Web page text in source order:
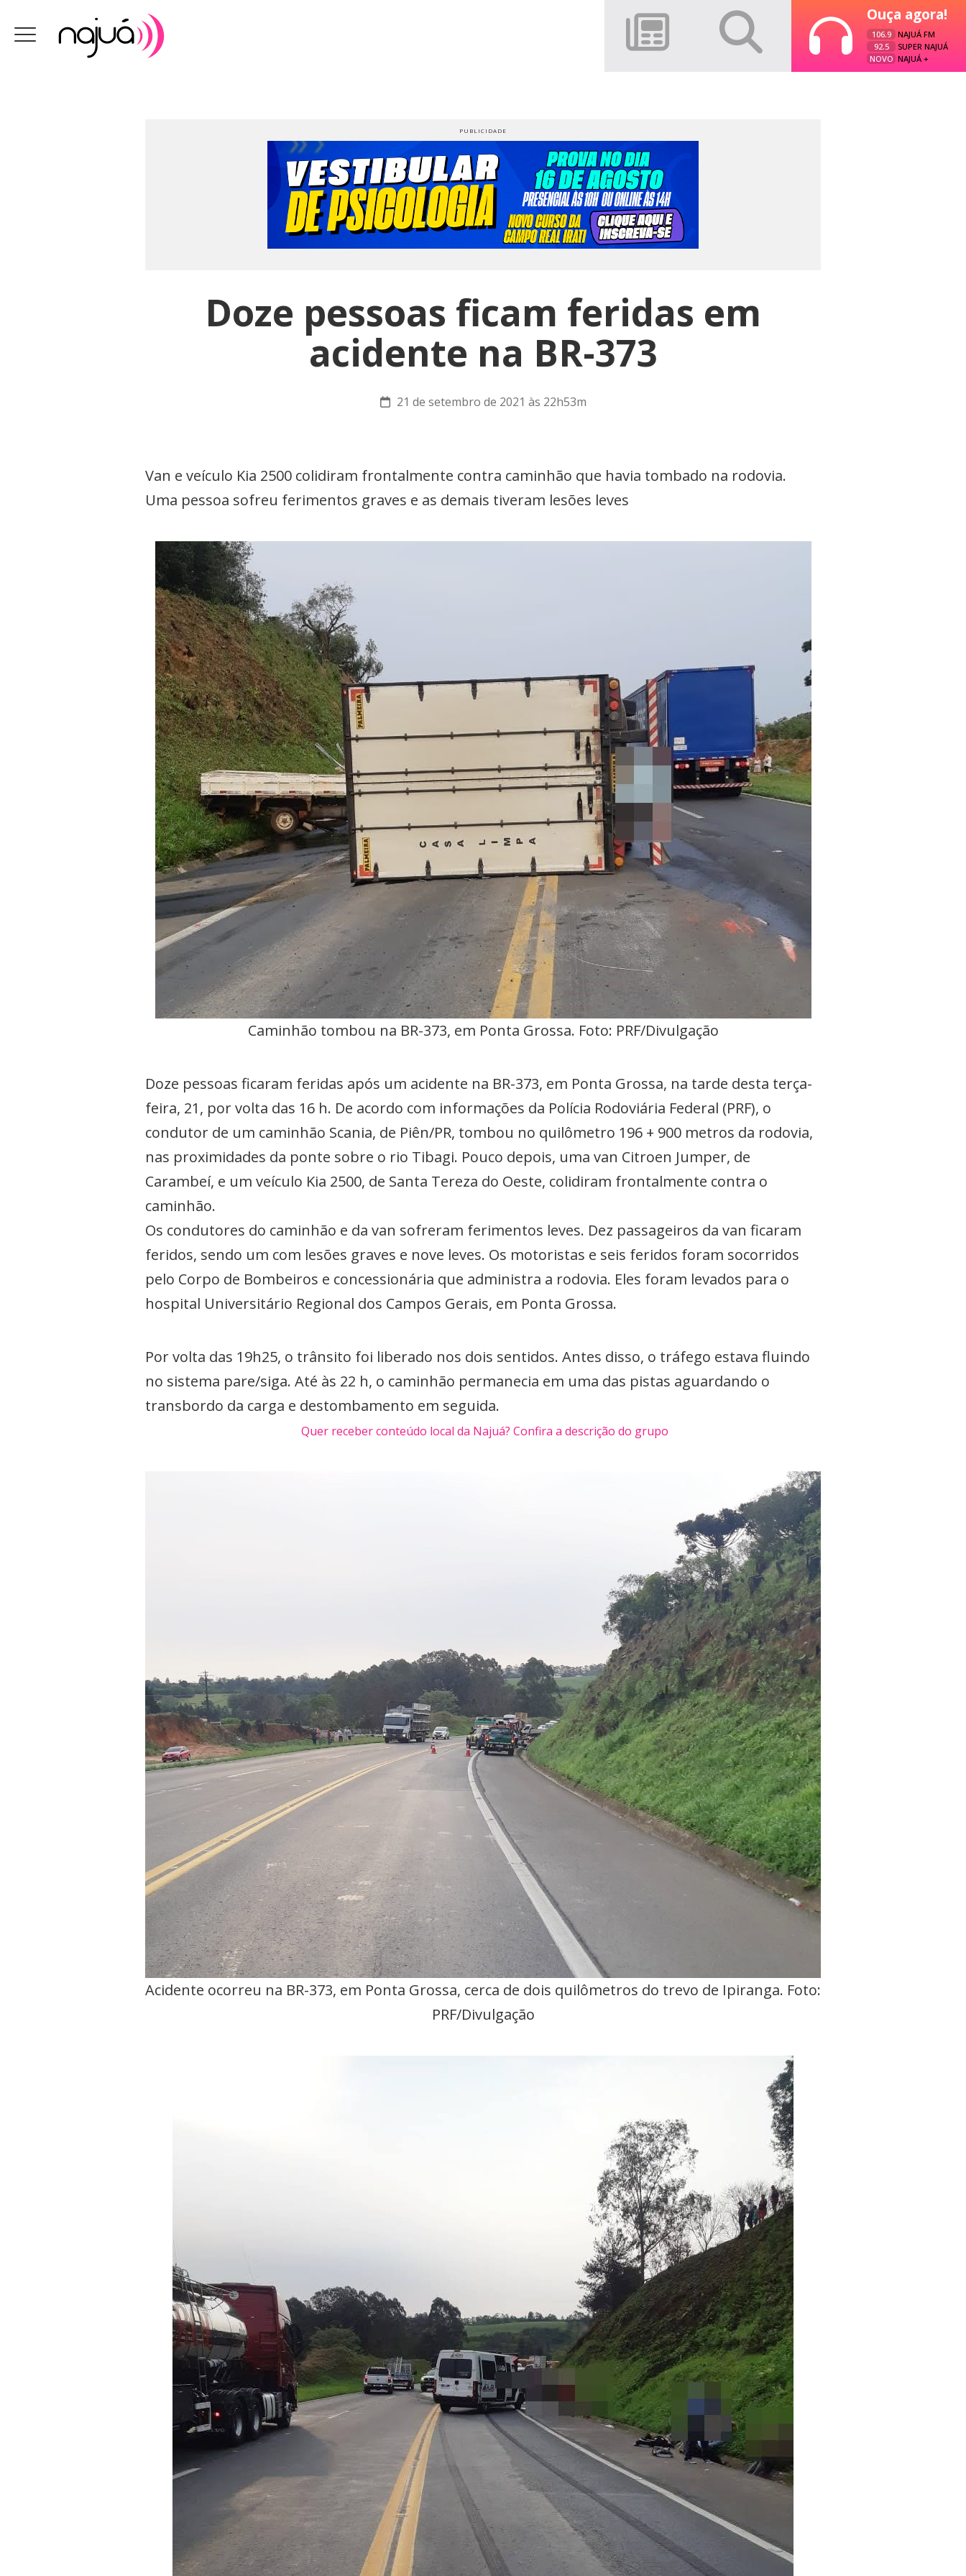
Ouça agora!
106.9
NAJUÁ FM
92.5
SUPER NAJUÁ
NOVO NAJUÁ +
Doze pessoas ficam feridas em
acidente na BR-373
21 de setembro de 2021 às 22h53m
Van e veículo Kia 2500 colidiram frontalmente contra caminhão que havia tombado na rodovia.
Uma pessoa sofreu ferimentos graves e as demais tiveram lesões leves
Caminhão tombou na BR-373, em Ponta Grossa. Foto: PRF/Divulgação
Doze pessoas ficaram feridas após um acidente na BR-373, em Ponta Grossa, na tarde desta terça-
feira, 21, por volta das 16 h. De acordo com informações da Polícia Rodoviária Federal (PRF), o
condutor de um caminhão Scania, de Piên/PR, tombou no quilômetro 196 + 900 metros da rodovia,
nas proximidades da ponte sobre o rio Tibagi. Pouco depois, uma van Citroen Jumper, de
Carambeí, e um veículo Kia 2500, de Santa Tereza do Oeste, colidiram frontalmente contra o
caminhão.
Os condutores do caminhão e da van sofreram ferimentos leves. Dez passageiros da van ficaram
feridos, sendo um com lesões graves e nove leves. Os motoristas e seis feridos foram socorridos
pelo Corpo de Bombeiros e concessionária que administra a rodovia. Eles foram levados para o
hospital Universitário Regional dos Campos Gerais, em Ponta Grossa.
Por volta das 19h25, o trânsito foi liberado nos dois sentidos. Antes disso, o tráfego estava fluindo
no sistema pare/siga. Até às 22 h, o caminhão permanecia em uma das pistas aguardando o
transbordo da carga e destombamento em seguida.
Quer receber conteúdo local da Najuá? Confira a descrição do grupo
Acidente ocorreu na BR-373, em Ponta Grossa, cerca de dois quilômetros do trevo de Ipiranga. Foto:
PRF/Divulgação